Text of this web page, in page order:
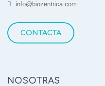
info@biozentrica.com
CONTACTA
NOSOTRAS